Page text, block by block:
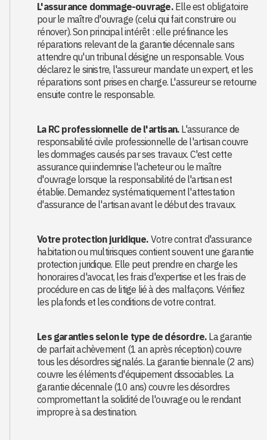
L'assurance dommage-ouvrage.Elle est obligatoire
pour le maître d'ouvrage (celui qui fait construire ou
rénover). Son principal intérêt : elle préfinance les
réparations relevant de la garantie décennale sans
attendre qu'un tribunal désigne un responsable. Vous
déclarez le sinistre, l'assureur mandate un expert, et les
réparations sont prises en charge. L'assureur se retourne
ensuite contre le responsable.
La RC professionnelle de l'artisan. L'assurance de
responsabilité civile professionnelle de l'artisan couvre
les dommages causés par ses travaux. C'est cette
assurance qui indemnise l'acheteur ou le maître
d'ouvrage lorsque la responsabilité de l'artisan est
établie. Demandez systématiquement l'attestation
d'assurance de l'artisan avant le début des travaux.
Votre protection juridique. Votre contrat d'assurance
habitation ou multirisques contient souvent une garantie
protection juridique. Elle peut prendre en charge les
honoraires d'avocat, les frais d'expertise et les frais de
procédure en cas de litige lié à des malfaçons. Vérifiez
les plafonds et les conditions de votre contrat.
Les garanties selon le type de désordre. La garantie
de parfait achèvement (1 an après réception) couvre
tous les désordres signalés. La garantie biennale (2 ans)
couvre les éléments d'équipement dissociables. La
garantie décennale (10 ans) couvre les désordres
compromettant la solidité de l'ouvrage ou le rendant
impropre à sa destination.